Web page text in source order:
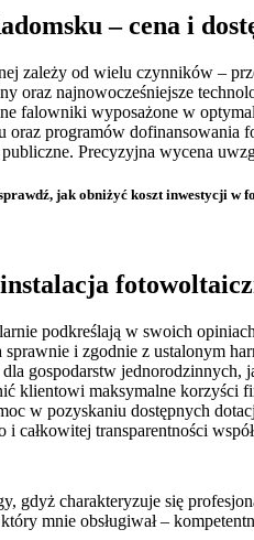
– cena i
zależy od wielu czynników –
oraz najnowocześniejsze
falowniki wyposażone w
oraz programów dofinansowania
Precyzyjna wycena
jak obniżyć koszt inwestycji w
podkreślają w swoich
sprawnie i zgodnie z ustalonym
dla gospodarstw
klientowi maksymalne korzyści
w pozyskaniu dostępnych
i całkowitej transparentności
gdyż charakteryzuje się
mnie obsługiwał –